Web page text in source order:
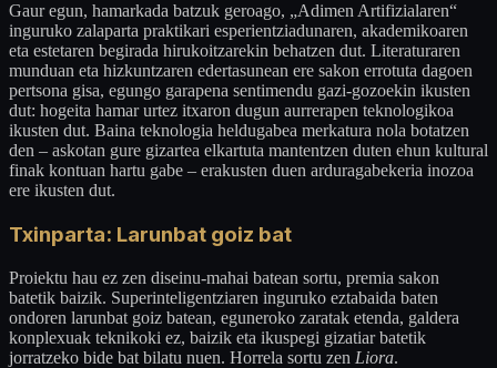
Gaur egun, hamarkada batzuk geroago, „Adimen Artifizialaren“
inguruko zalaparta praktikari esperientziadunaren, akademikoaren
eta estetaren begirada hirukoitzarekin behatzen dut. Literaturaren
munduan eta hizkuntzaren edertasunean ere sakon errotuta dagoen
pertsona gisa, egungo garapena sentimendu gazi-gozoekin ikusten
dut: hogeita hamar urtez itxaron dugun aurrerapen teknologikoa
ikusten dut. Baina teknologia heldugabea merkatura nola botatzen
den – askotan gure gizartea elkartuta mantentzen duten ehun kultural
finak kontuan hartu gabe – erakusten duen arduragabekeria inozoa
ere ikusten dut.
Txinparta: Larunbat goiz bat
Proiektu hau ez zen diseinu-mahai batean sortu, premia sakon
batetik baizik. Superinteligentziaren inguruko eztabaida baten
ondoren larunbat goiz batean, eguneroko zaratak etenda, galdera
konplexuak teknikoki ez, baizik eta ikuspegi gizatiar batetik
jorratzeko bide bat bilatu nuen. Horrela sortu zen Liora.